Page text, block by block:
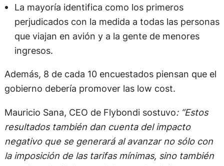
La mayoría identifica como los primeros
perjudicados con la medida a todas las personas
que viajan en avión y a la gente de menores
ingresos.
Además, 8 de cada 10 encuestados piensan que el
gobierno debería promover las low cost.
Mauricio Sana, CEO de Flybondi sostuvo: “Estos
resultados también dan cuenta del impacto
negativo que se generará al avanzar no sólo con
la imposición de las tarifas mínimas, sino también